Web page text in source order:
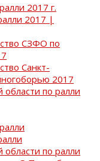
2017 г.
2017 |
СЗФО по
Санкт-
2017
области по ралли
области по ралли